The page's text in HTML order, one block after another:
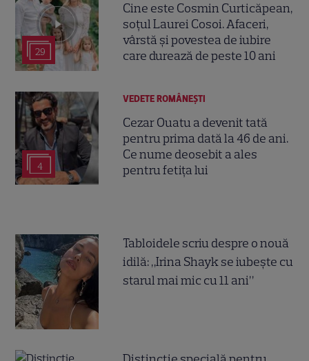
29
Cine este Cosmin Curticăpean,
soțul Laurei Cosoi. Afaceri,
vârstă și povestea de iubire
care durează de peste 10 ani
4
VEDETE ROMÂNEŞTI
Cezar Ouatu a devenit tată
pentru prima dată la 46 de ani.
Ce nume deosebit a ales
pentru fetița lui
Tabloidele scriu despre o nouă
idilă: „Irina Shayk se iubește cu
starul mai mic cu 11 ani”